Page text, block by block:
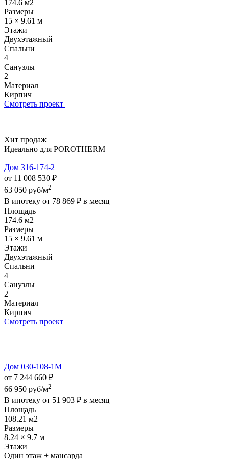
174.6 м2
Размеры
15 × 9.61 м
Этажи
Двухэтажный
Спальни
4
Санузлы
2
Материал
Кирпич
Смотреть проект
Хит продаж
Идеально для POROTHERM
Дом 316-174-2
от 11 008 530 ₽
63 050 руб/м2
В ипотеку от 78 869 ₽ в месяц
Площадь
174.6 м2
Размеры
15 × 9.61 м
Этажи
Двухэтажный
Спальни
4
Санузлы
2
Материал
Кирпич
Смотреть проект
Дом 030-108-1М
от 7 244 660 ₽
66 950 руб/м2
В ипотеку от 51 903 ₽ в месяц
Площадь
108.21 м2
Размеры
8.24 × 9.7 м
Этажи
Один этаж + мансарда